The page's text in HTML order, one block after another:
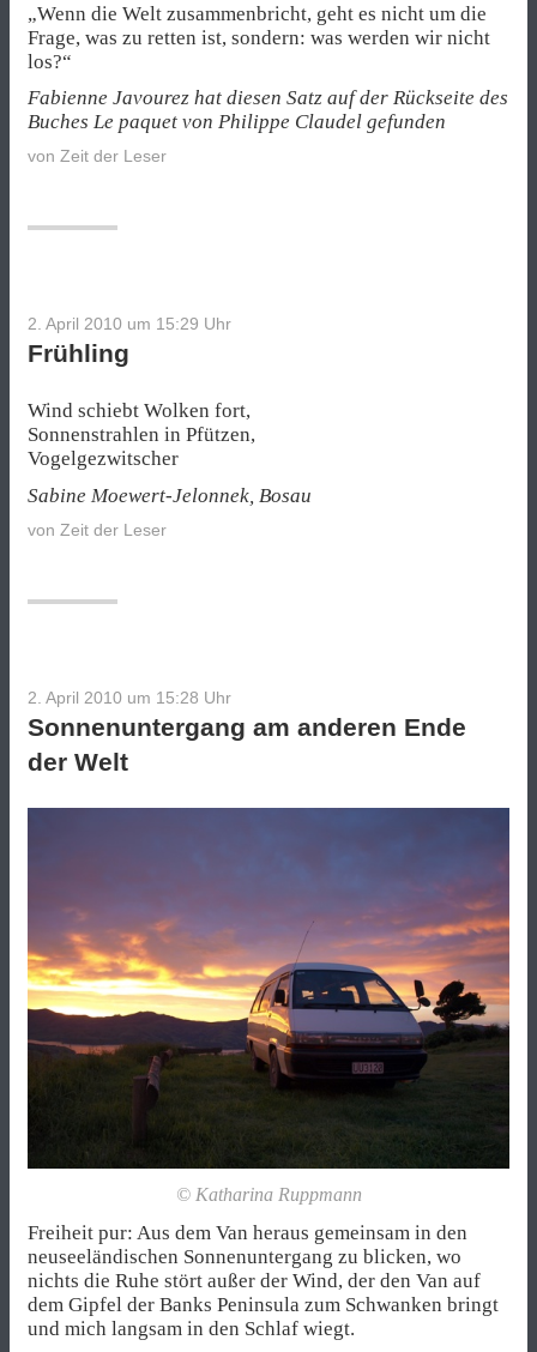
„Wenn die Welt zusammenbricht, geht es nicht um die
Frage, was zu retten ist, sondern: was werden wir nicht
los?“
Fabienne Javourez hat diesen Satz auf der Rückseite des
Buches Le paquet von Philippe Claudel gefunden
von Zeit der Leser
2. April 2010 um 15:29 Uhr
Frühling
Wind schiebt Wolken fort,
Sonnenstrahlen in Pfützen,
Vogelgezwitscher
Sabine Moewert-Jelonnek, Bosau
von Zeit der Leser
2. April 2010 um 15:28 Uhr
Sonnenuntergang am anderen Ende
der Welt
© Katharina Ruppmann
Freiheit pur: Aus dem Van heraus gemeinsam in den
neuseeländischen Sonnenuntergang zu blicken, wo
nichts die Ruhe stört außer der Wind, der den Van auf
dem Gipfel der Banks Peninsula zum Schwanken bringt
und mich langsam in den Schlaf wiegt.